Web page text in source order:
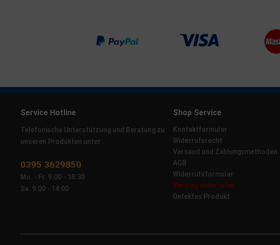
Service Hotline
Telefonische Unterstützung und Beratung zu
unseren Produkten unter:
0395 3629850
Mo. - Fr. 9:00 - 18:30
Sa. 9:00 - 14:00
Shop Service
Kontaktformular
Widerrufsrecht
Versand und Zahlungsmethoden
AGB
Widerrufsformular
Vertrag widerrufen
Defektes Produkt